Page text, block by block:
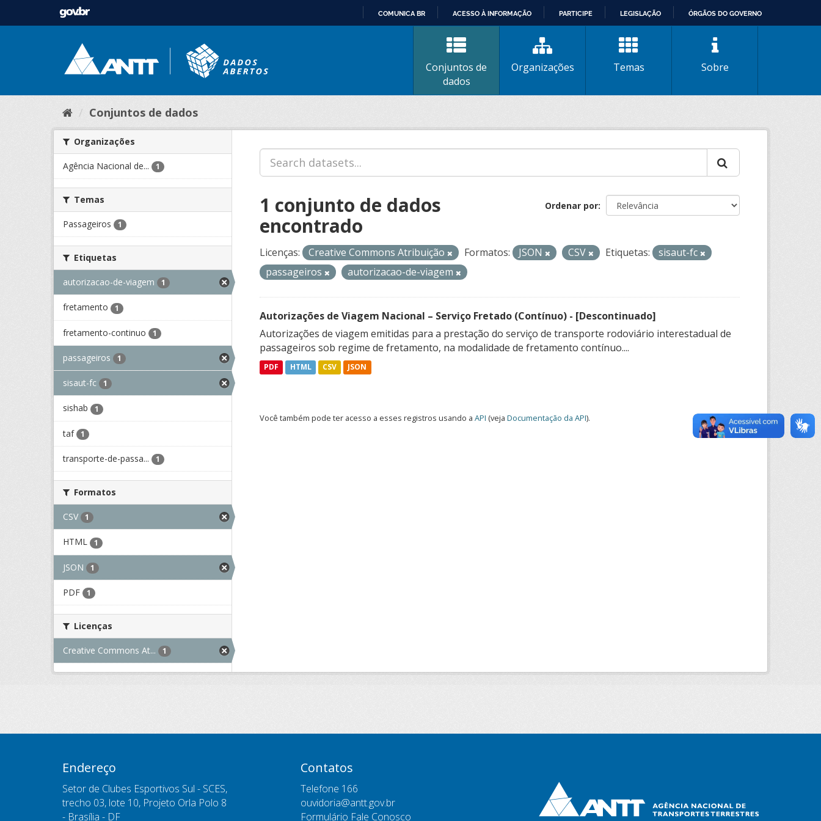
CONTEÚDO
COMUNICA BR ACESSO À INFORMAÇÃO PARTICIPE LEGISLAÇÃO ÓRGÃOS DO GOVERNO
Conjuntos de
dados
Organizações Temas Sobre
Conjuntos de dados
Organizações
Agência Nacional de... 1
Temas
Passageiros 1
Etiquetas
autorizacao-de-viagem 1
fretamento 1
fretamento-continuo 1
passageiros 1
sisaut-fc 1
sishab 1
taf 1
transporte-de-passa... 1
Formatos
CSV 1
HTML 1
JSON 1
PDF 1
Licenças
Creative Commons At... 1
Ordenar por
1 conjunto de dados
encontrado
Licenças: Creative Commons Atribuição Formatos: JSON CSV Etiquetas:
sisaut-fc
passageiros
autorizacao-de-viagem
Autorizações de Viagem Nacional – Serviço Fretado (Contínuo) - [Descontinuado]
Autorizações de viagem emitidas para a prestação do serviço de transporte rodoviário interestadual de
passageiros sob regime de fretamento, na modalidade de fretamento contínuo....
PDF HTML CSV JSON
Você também pode ter acesso a esses registros usando a API (veja Documentação da API).
Endereço
Setor de Clubes Esportivos Sul - SCES,
trecho 03, lote 10, Projeto Orla Polo 8
- Brasília - DF
Contatos
Telefone 166
ouvidoria@antt.gov.br
Formulário Fale Conosco